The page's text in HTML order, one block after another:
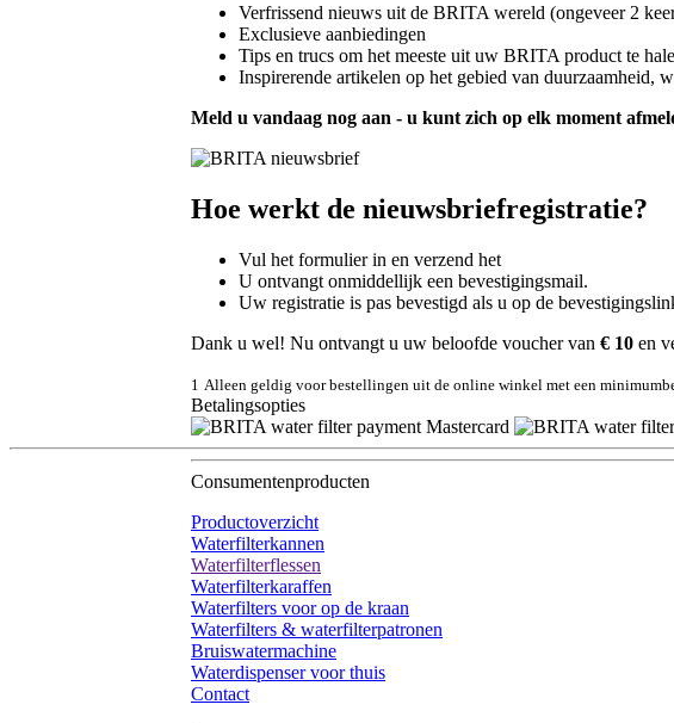
Verfrissend nieuws uit de BRITA wereld (ongeveer 2
Exclusieve aanbiedingen
Tips en trucs om het meeste uit uw BRITA product te
Inspirerende artikelen op het gebied van duurzaamheid,
Meld u vandaag nog aan - u kunt zich op elk moment
Hoe werkt de nieuwsbriefregistratie?
Vul het formulier in en verzend het
U ontvangt onmiddellijk een bevestigingsmail.
Uw registratie is pas bevestigd als u op de
Dank u wel! Nu ontvangt u uw beloofde voucher van € 10 en
1 Alleen geldig voor bestellingen uit de online winkel met een
Betalingsopties
Consumentenproducten
Productoverzicht
Waterfilterkannen
Waterfilterflessen
Waterfilterkaraffen
Waterfilters voor op de kraan
Waterfilters & waterfilterpatronen
Bruiswatermachine
Waterdispenser voor thuis
Contact